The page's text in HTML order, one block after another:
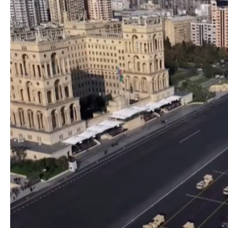
Siyasi
Geosiyasi
İqtisadi
Sosioloji
Araşdırma
Multimedia
Foto
Video
İnfoqrafika
Podcast
Humanitar
Elm və təhsil
Mədəniyyət
Diaspor
Yüksəliş hekayəsi
Mədəniyyətimizin Zəfəri
Zəfər Diasporu
Səhiyyə
Ailə və uşaq
daimi